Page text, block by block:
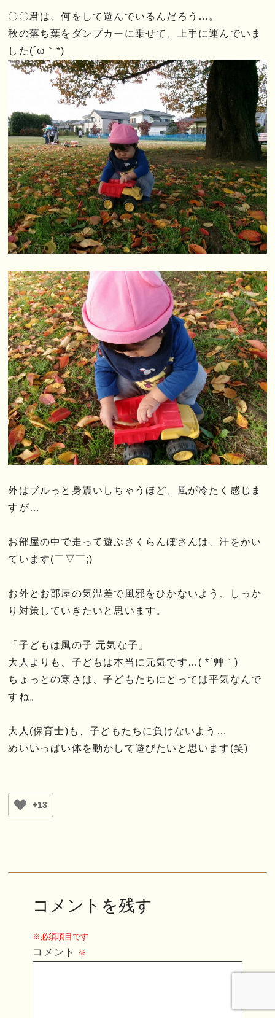
〇〇君は、何をして遊んでいるんだろう…。
秋の落ち葉をダンプカーに乗せて、上手に運んでいま
した(´ω｀*)
外はブルっと身震いしちゃうほど、風が冷たく感じま
すが…
お部屋の中で走って遊ぶさくらんぼさんは、汗をかい
ています(￣▽￣;)
お外とお部屋の気温差で風邪をひかないよう、しっか
り対策していきたいと思います。
「子どもは風の子 元気な子」
大人よりも、子どもは本当に元気です…( *´艸｀)
ちょっとの寒さは、子どもたちにとっては平気なんで
すね。
大人(保育士)も、子どもたちに負けないよう…
めいいっぱい体を動かして遊びたいと思います(笑)
+13
コメントを残す
※必須項目です
コメント ※